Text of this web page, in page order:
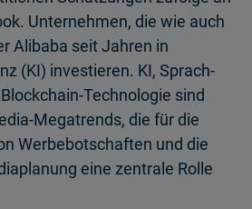
Unternehmen, die wie auch
Alibaba seit Jahren in
(KI) investieren. KI, Sprach­
Technologie sind
Megatrends, die für die
Werbebotschaften und die
eine zentrale Rolle